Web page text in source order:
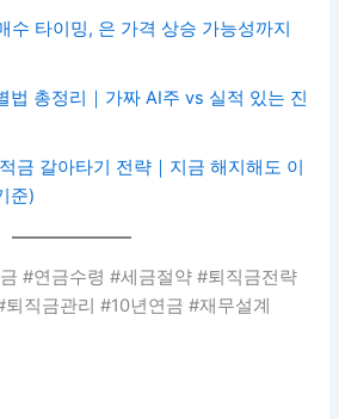
수 타이밍, 은 가격 상승 가능성까지
법 총정리｜가짜 AI주 vs 실적 있는 진
금 갈아타기 전략｜지금 해지해도 이
준)
#연금수령 #세금절약 #퇴직금전략
직금관리 #10년연금 #재무설계